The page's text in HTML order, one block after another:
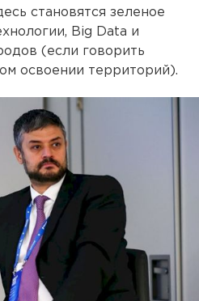
становятся зеленое
Big Data и
(если говорить
освоении территорий).